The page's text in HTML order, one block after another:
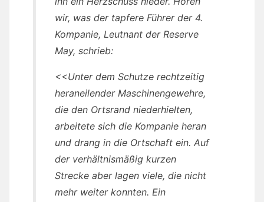
wir, was der tapfere Führer der 4.
Kompanie, Leutnant der Reserve
May, schrieb:
<<Unter dem Schutze rechtzeitig
heraneilender Maschinengewehre,
die den Ortsrand niederhielten,
arbeitete sich die Kompanie heran
und drang in die Ortschaft ein. Auf
der verhältnismäßig kurzen
Strecke aber lagen viele, die nicht
mehr weiter konnten. Ein